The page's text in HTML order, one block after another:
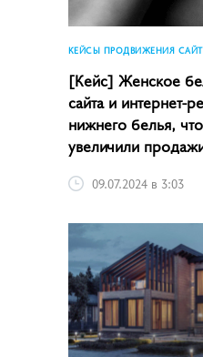
КЕЙСЫ ПРОДВИЖЕНИЯ
[Кейс] Женское
сайта и интернет-
нижнего белья,
увеличили
09.07.2024 в 3:03